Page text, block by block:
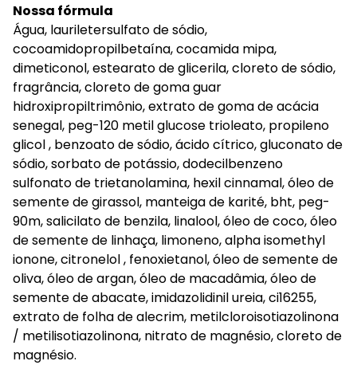
Nossa fórmula
Água, lauriletersulfato de sódio,
cocoamidopropilbetaína, cocamida mipa,
dimeticonol, estearato de glicerila, cloreto de sódio,
fragrância, cloreto de goma guar
hidroxipropiltrimônio, extrato de goma de acácia
senegal, peg-120 metil glucose trioleato, propileno
glicol , benzoato de sódio, ácido cítrico, gluconato de
sódio, sorbato de potássio, dodecilbenzeno
sulfonato de trietanolamina, hexil cinnamal, óleo de
semente de girassol, manteiga de karité, bht, peg-
90m, salicilato de benzila, linalool, óleo de coco, óleo
de semente de linhaça, limoneno, alpha isomethyl
ionone, citronelol , fenoxietanol, óleo de semente de
oliva, óleo de argan, óleo de macadâmia, óleo de
semente de abacate, imidazolidinil ureia, ci16255,
extrato de folha de alecrim, metilcloroisotiazolinona
/ metilisotiazolinona, nitrato de magnésio, cloreto de
magnésio.